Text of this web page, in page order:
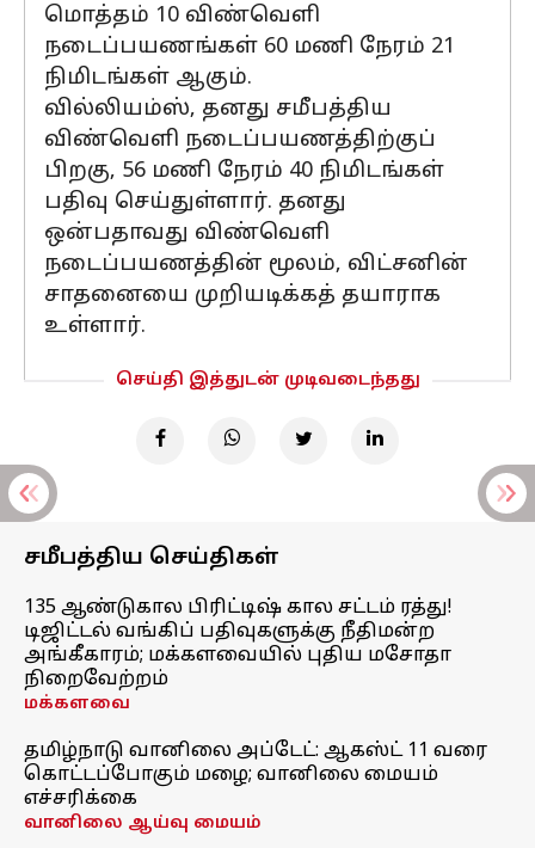
மொத்தம் 10 விண்வெளி
நடைப்பயணங்கள் 60 மணி நேரம் 21
நிமிடங்கள் ஆகும்.
வில்லியம்ஸ், தனது சமீபத்திய
விண்வெளி நடைப்பயணத்திற்குப்
பிறகு, 56 மணி நேரம் 40 நிமிடங்கள்
பதிவு செய்துள்ளார். தனது
ஒன்பதாவது விண்வெளி
நடைப்பயணத்தின் மூலம், விட்சனின்
சாதனையை முறியடிக்கத் தயாராக
உள்ளார்.
செய்தி இத்துடன் முடிவடைந்தது
சமீபத்திய செய்திகள்
135 ஆண்டுகால பிரிட்டிஷ் கால சட்டம் ரத்து!
டிஜிட்டல் வங்கிப் பதிவுகளுக்கு நீதிமன்ற
அங்கீகாரம்; மக்களவையில் புதிய மசோதா
நிறைவேற்றம்
மக்களவை
தமிழ்நாடு வானிலை அப்டேட்: ஆகஸ்ட் 11 வரை
கொட்டப்போகும் மழை; வானிலை மையம்
எச்சரிக்கை
வானிலை ஆய்வு மையம்